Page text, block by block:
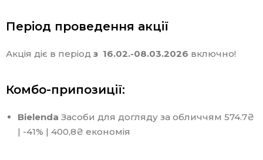
Період проведення акції
Акція діє в період з 16.02.-08.03.2026 включно!
Комбо-припозиції:
Bielenda Засоби для догляду за обличчям 574.7₴
| -41% | 400,8₴ економія